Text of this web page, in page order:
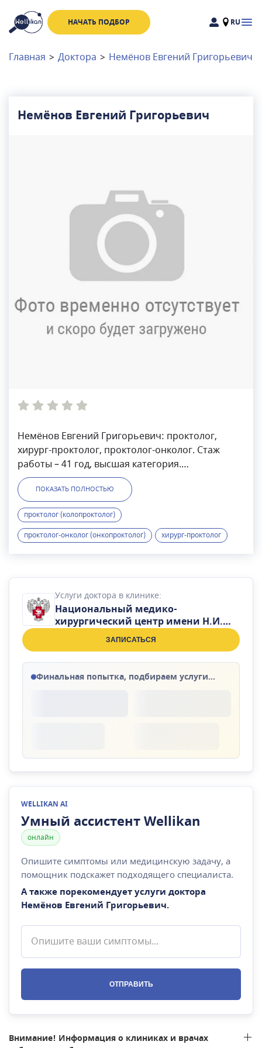
НАЧАТЬ ПОДБОР RU
Доктора
Клиники
Главная > Доктора > Немёнов Евгений Григорьевич
Немёнов Евгений Григорьевич
Немёнов Евгений Григорьевич: проктолог,
хирург-проктолог, проктолог-онколог. Стаж
работы – 41 год, высшая категория.
Специализируется в онкопроктологии, общей
проктологии. Владеет всеми методами лечения
опухолей толстой кишки, свищей прямой кишки
(в том числе ректовагинальных), геморроя,
анальных трещин, остроконечных кондилом,
тему лечения сочетанных и ворсинчатых
опухолей толстой кишки, острого геморроя.
ПОКАЗАТЬ ПОЛНОСТЬЮ
проктолог (колопроктолог)
проктолог-онколог (онкопроктолог)
хирург-проктолог
Услуги доктора в клинике:
Национальный медико-
хирургический центр имени Н.И.
ЗАПИСАТЬСЯ
Финальная попытка, подбираем услуги...
WELLIKAN AI
Умный ассистент Wellikan
онлайн
Опишите симптомы или медицинскую задачу, а
помощник подскажет подходящего специалиста.
А также порекомендует услуги доктора
Немёнов Евгений Григорьевич.
ОТПРАВИТЬ
Внимание! Информация о клиниках и врачах